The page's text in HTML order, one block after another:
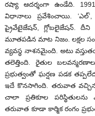
రష్యా ఆదర్శంగా ఉండేది.
విధానాలు ప్రవేశించాయి. ‘ఎల్‌’,
ప్రైవేటైజేషన్‌, గ్లోబలైజేషన్‌.
మూతపడిన మాట నిజం. లక్షల
వ్యవస్థ నాశనమైంది. అటు
తలెత్తింది. రైతుల
ప్రభుత్వంతో ఘర్షణ పడక
ఇదే కొనసాగింది. తరువాత వచ్చిన
చాలా ప్రతికూల
తరువాత కూడా కార్మిక రంగం